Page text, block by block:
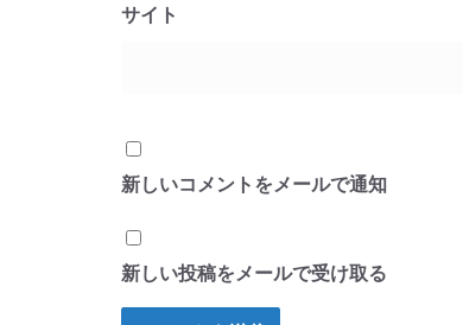
サイト
新しいコメントをメールで通知
新しい投稿をメールで受け取る